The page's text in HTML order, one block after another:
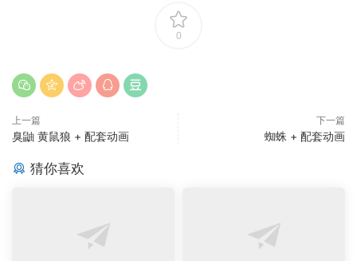
0
上一篇
臭鼬 黄鼠狼 + 配套动画
下一篇
蜘蛛 + 配套动画
猜你喜欢